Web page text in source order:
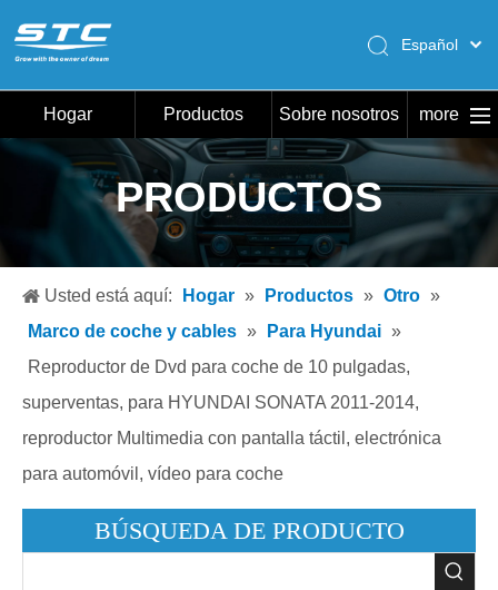
Hogar
Productos
Sobre nosotros
Descargar
Noticias
Contáctenos
Español
Pусский
Português
Hogar Productos Sobre nosotros more
PRODUCTOS
Usted está aquí: Hogar » Productos » Otro »
Marco de coche y cables » Para Hyundai »
Reproductor de Dvd para coche de 10 pulgadas,
superventas, para HYUNDAI SONATA 2011-2014,
reproductor Multimedia con pantalla táctil, electrónica
para automóvil, vídeo para coche
BÚSQUEDA DE PRODUCTO